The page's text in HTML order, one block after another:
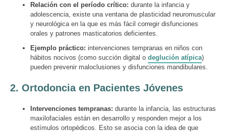
Relación con el período crítico: durante la infancia y
adolescencia, existe una ventana de plasticidad neuromuscular
y neurológica en la que es más fácil corregir disfunciones
orales y patrones masticatorios deficientes.
Ejemplo práctico: intervenciones tempranas en niños con
hábitos nocivos (como succión digital o deglución atípica)
pueden prevenir maloclusiones y disfunciones mandibulares.
2. Ortodoncia en Pacientes Jóvenes
Intervenciones tempranas: durante la infancia, las estructuras
maxilofaciales están en desarrollo y responden mejor a los
estímulos ortopédicos. Esto se asocia con la idea de que